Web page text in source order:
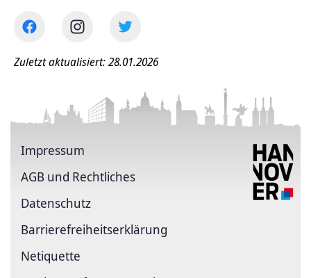
Zuletzt aktualisiert: 28.01.2026
Impressum
AGB und Rechtliches
Datenschutz
Barriere­freiheits­erklärung
Netiquette